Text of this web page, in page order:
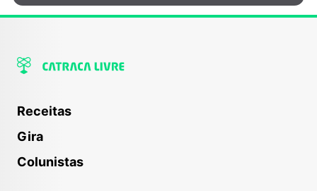
Receitas
Gira
Colunistas